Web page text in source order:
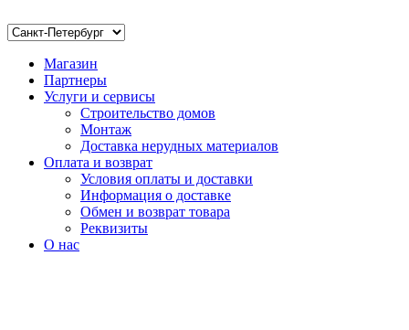
Магазин
Партнеры
Услуги и сервисы
Строительство домов
Монтаж
Доставка нерудных материалов
Оплата и возврат
Условия оплаты и доставки
Информация о доставке
Обмен и возврат товара
Реквизиты
О нас